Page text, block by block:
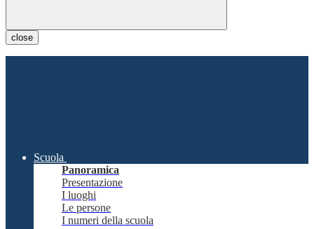
close
Scuola
Panoramica
Presentazione
I luoghi
Le persone
I numeri della scuola